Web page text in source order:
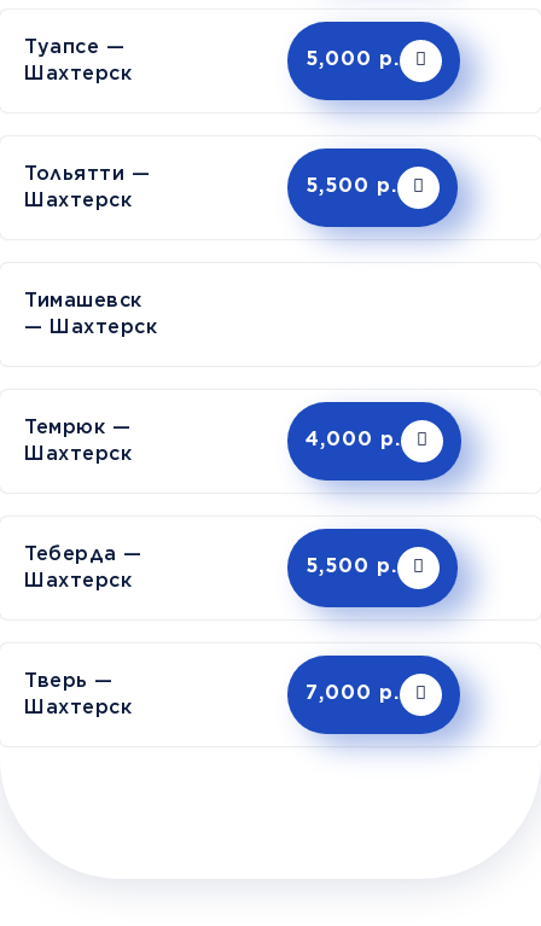
Туапсе —
Шахтерск
5,000 р.
Тольятти —
Шахтерск
5,500 р.
— Шахтерск
Темрюк —
Шахтерск
4,000 р.
Теберда —
Шахтерск
5,500 р.
Тверь —
Шахтерск
7,000 р.